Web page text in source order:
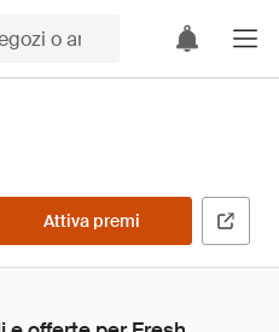
Attiva premi